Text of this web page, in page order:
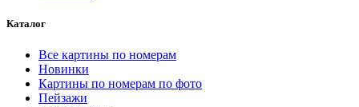
Каталог
Все картины по номерам
Новинки
Картины по номерам по фото
Пейзажи